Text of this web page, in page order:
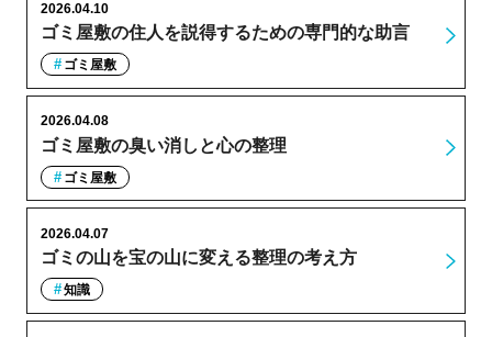
ゴミ屋敷の住人を説得するための専門的な助言
2026.04.10
ゴミ屋敷
ゴミ屋敷の臭い消しと心の整理
2026.04.08
ゴミ屋敷
ゴミの山を宝の山に変える整理の考え方
2026.04.07
知識